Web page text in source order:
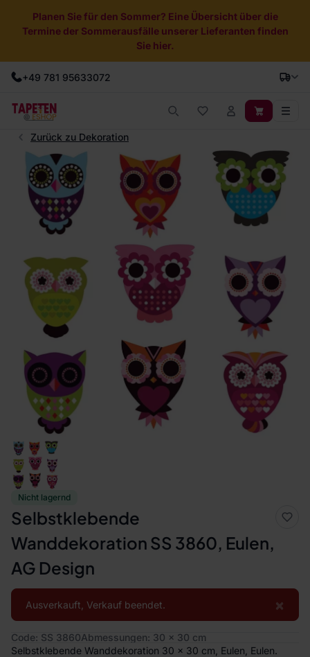
Planen Sie für den Sommer? Eine Übersicht über die
Termine der Sommerausfälle unserer Lieferanten finden
Sie hier.
+49 781 95633072
Zurück zu Dekoration
Nicht lagernd
Selbstklebende
Wanddekoration SS 3860, Eulen,
AG Design
×
Ausverkauft, Verkauf beendet.
Code: SS 3860Abmessungen: 30 x 30 cm
Selbstklebende Wanddekoration 30 x 30 cm, Eulen, Eulen.